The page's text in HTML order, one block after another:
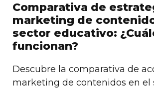
Comparativa de
marketing de
sector educativo:
funcionan?
Descubre la comparativa de
marketing de contenidos en el